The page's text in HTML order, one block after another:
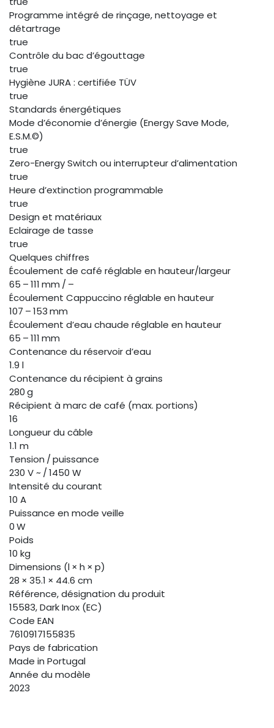
Programme intégré de rinçage, nettoyage et
détartrage
true
Contrôle du bac d’égouttage
true
Hygiène JURA : certifiée TÜV
true
Standards énergétiques
Mode d’économie d’énergie (Energy Save Mode,
E.S.M.©)
true
Zero-Energy Switch ou interrupteur d’alimentation
true
Heure d’extinction programmable
true
Design et matériaux
Eclairage de tasse
true
Quelques chiffres
Écoulement de café réglable en hauteur/largeur
65 – 111 mm / –
Écoulement Cappuccino réglable en hauteur
107 – 153 mm
Écoulement d’eau chaude réglable en hauteur
65 – 111 mm
Contenance du réservoir d’eau
1.9 l
Contenance du récipient à grains
280 g
Récipient à marc de café (max. portions)
16
Longueur du câble
1.1 m
Tension / puissance
230 V ~ / 1450 W
Intensité du courant
10 A
Puissance en mode veille
0 W
Poids
10 kg
Dimensions (l × h × p)
28 × 35.1 × 44.6 cm
Référence, désignation du produit
15583, Dark Inox (EC)
Code EAN
7610917155835
Pays de fabrication
Made in Portugal
Année du modèle
2023